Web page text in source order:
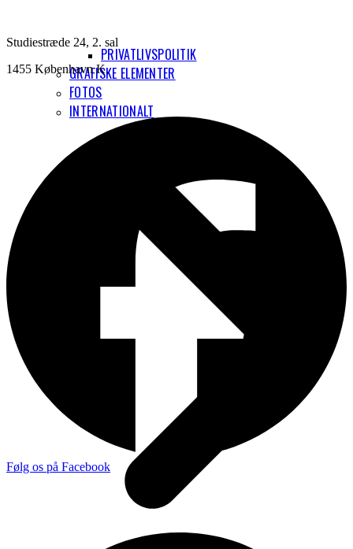
PRIVATLIVSPOLITIK
GRAFISKE ELEMENTER
FOTOS
INTERNATIONALT
Studiestræde 24, 2. sal
1455 København K.
Følg os på Facebook